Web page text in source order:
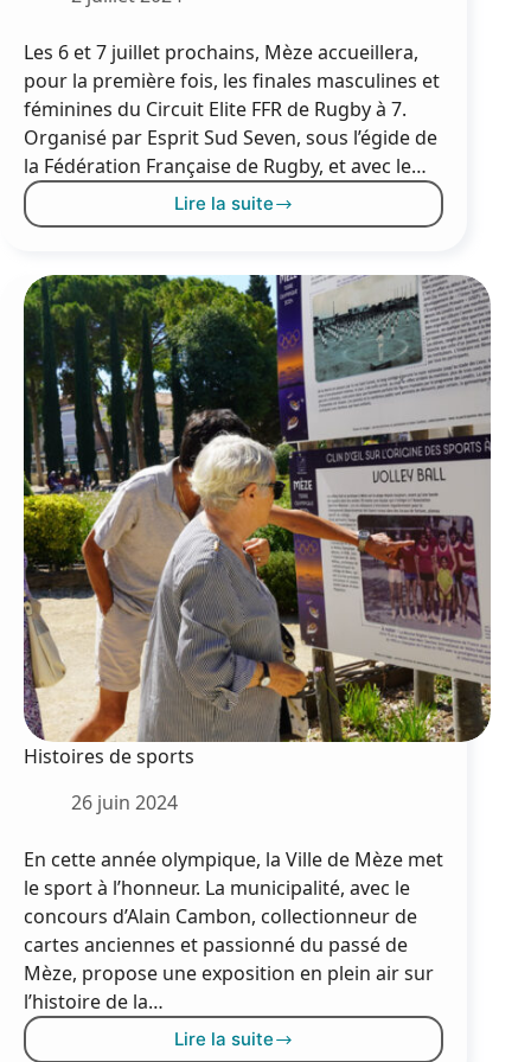
Les 6 et 7 juillet prochains, Mèze accueillera,
pour la première fois, les finales masculines et
féminines du Circuit Elite FFR de Rugby à 7.
Organisé par Esprit Sud Seven, sous l’égide de
la Fédération Française de Rugby, et avec le…
Lire la suite
MED
:
Le
Rugby
7
en
Fête
à
Mèze
Histoires de sports
26 juin 2024
En cette année olympique, la Ville de Mèze met
le sport à l’honneur. La municipalité, avec le
concours d’Alain Cambon, collectionneur de
cartes anciennes et passionné du passé de
Mèze, propose une exposition en plein air sur
l’histoire de la…
Lire la suite
Histoires